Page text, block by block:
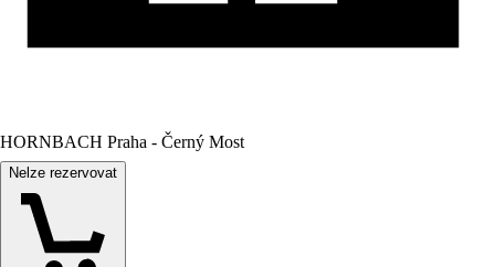
HORNBACH Praha - Černý Most
Nelze rezervovat